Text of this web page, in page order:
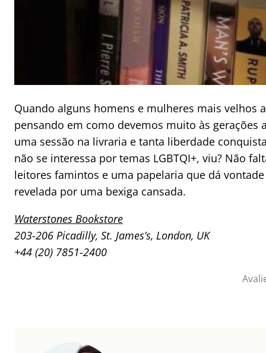
Quando alguns homens e mulheres mais velhos
pensando em como devemos muito às
uma sessão na livraria e tanta liberdade
não se interessa por temas LGBTQI+, viu? Não
leitores famintos e uma papelaria que dá
revelada por uma bexiga cansada.
Waterstones Bookstore
203-206 Picadilly, St. James’s, London, UK
+44 (20) 7851-2400